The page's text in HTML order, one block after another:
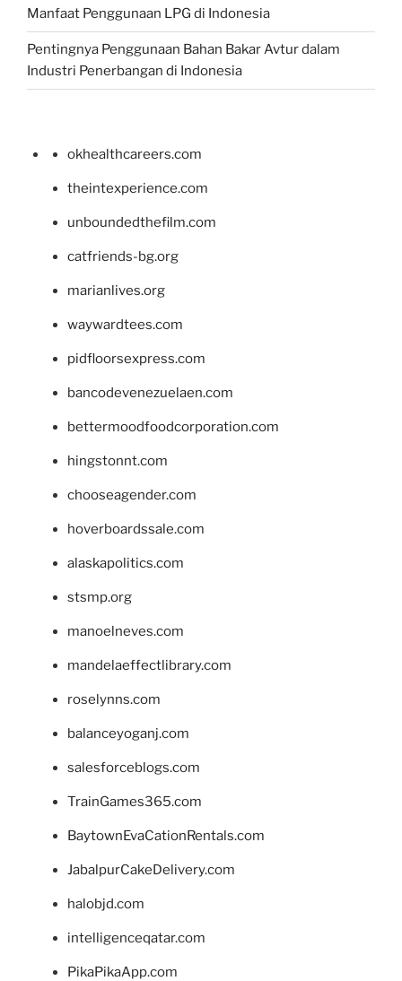
Manfaat Penggunaan LPG di Indonesia
Pentingnya Penggunaan Bahan Bakar Avtur dalam
Industri Penerbangan di Indonesia
okhealthcareers.com
theintexperience.com
unboundedthefilm.com
catfriends-bg.org
marianlives.org
waywardtees.com
pidfloorsexpress.com
bancodevenezuelaen.com
bettermoodfoodcorporation.com
hingstonnt.com
chooseagender.com
hoverboardssale.com
alaskapolitics.com
stsmp.org
manoelneves.com
mandelaeffectlibrary.com
roselynns.com
balanceyoganj.com
salesforceblogs.com
TrainGames365.com
BaytownEvaCationRentals.com
JabalpurCakeDelivery.com
halobjd.com
intelligenceqatar.com
PikaPikaApp.com